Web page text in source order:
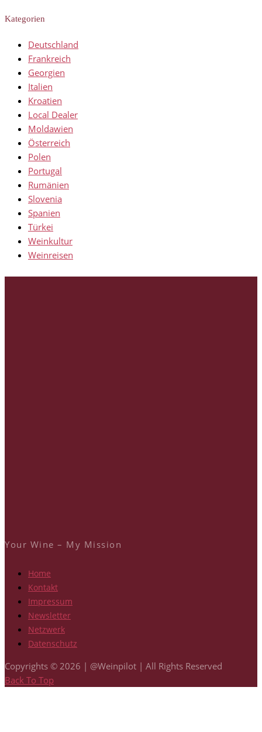
Kategorien
Deutschland
Frankreich
Georgien
Italien
Kroatien
Local Dealer
Moldawien
Österreich
Polen
Portugal
Rumänien
Slovenia
Spanien
Türkei
Weinkultur
Weinreisen
Your Wine – My Mission
Home
Kontakt
Impressum
Newsletter
Netzwerk
Datenschutz
Copyrights © 2026 | @Weinpilot | All Rights Reserved
Back To Top